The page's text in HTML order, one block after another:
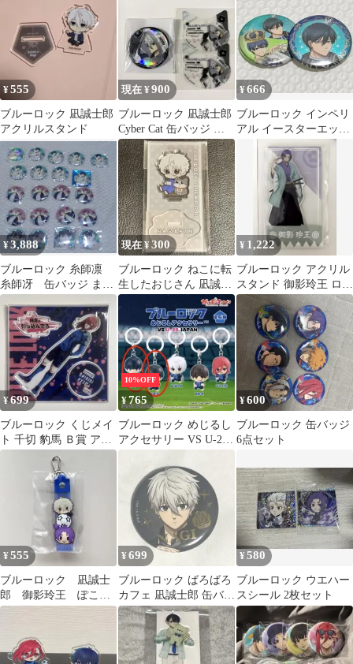
¥555
ブルーロック 凪誠士郎
アクリルスタンド
現在 ¥900
ブルーロック 凪誠士郎
Cyber Cat 缶バッジ 猫
型クリアカード
¥666
ブルーロック インペリ
アル イースターエッグ
缶バッジ 糸師凛 潔世一
¥3,888
ブルーロック 糸師凛
糸師冴 缶バッジ まと
め売り
現在 ¥300
ブルーロック ねこに転
生したおじさん 凪誠士
郎 アクリルスタンド
¥ 1,222
ブルーロック アクリル
スタンド 御影玲王 ロー
ソン
¥699
ブルーロック くじメイ
ト 千切 豹馬 Ｂ賞 アク
リルスタンド
10%OFF
¥765
ブルーロック めじるし
アクセサリー VS U-20
¥600
ブルーロック 缶バッジ
6点セット
¥555
ブルーロック 凪誠士
郎 御影玲王 ぽこっ
とチャーム
¥699
ブルーロック ばろばろ
カフェ 凪誠士郎 缶バッ
ジ 缶バ
¥580
ブルーロック ウエハー
スシール 2枚セット